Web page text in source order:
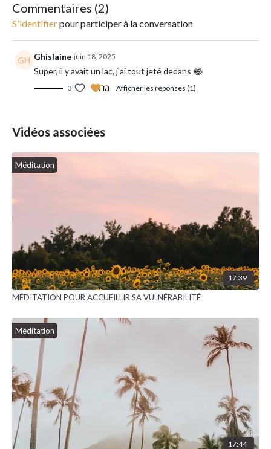
Commentaires (2)
S'identifierpour participer à la conversation
Ghislaine juin 18, 2025
Super, il y avait un lac, j'ai tout jeté dedans 😂
3 Afficher les réponses (1)
Vidéos associées
Méditation
17:39
MÉDITATION POUR ACCUEILLIR SA VULNÉRABILITÉ
Méditation
17:44